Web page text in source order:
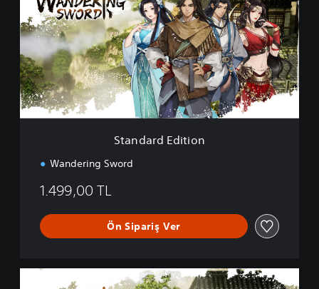
d
a
d
E
d
i
t
Standard Edition
Wandering Sword
1.499,00 TL
Ön Sipariş Ver